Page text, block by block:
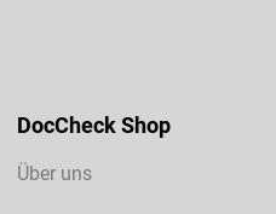
DocCheck Shop
Über uns